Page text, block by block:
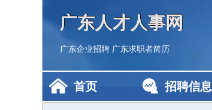
广东人才人事网
广东企业招聘 广东求职者简历
首页 招聘信息